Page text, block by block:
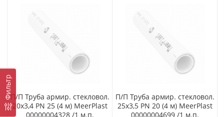
ФильтрП/П Труба армир. стекловол.
20х3,4 PN 25 (4 м) MeerPlast
00000004328 /1 м.п.
П/П Труба армир. стекловол.
25х3,5 PN 20 (4 м) MeerPlast
00000004699 /1 м.п.